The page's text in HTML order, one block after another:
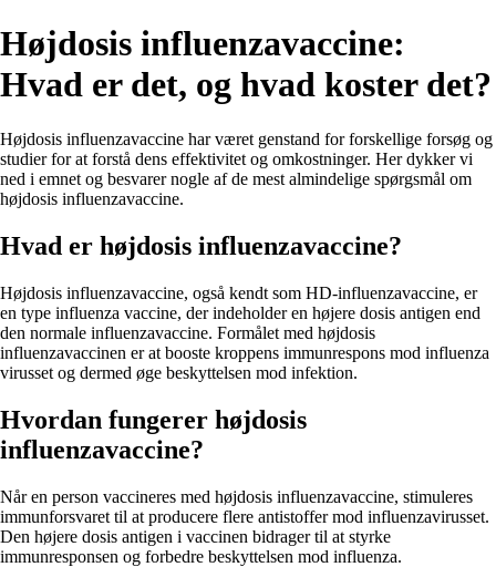
Højdosis influenzavaccine:
Hvad er det, og hvad koster det?
Højdosis influenzavaccine har været genstand for forskellige forsøg og
studier for at forstå dens effektivitet og omkostninger. Her dykker vi
ned i emnet og besvarer nogle af de mest almindelige spørgsmål om
højdosis influenzavaccine.
Hvad er højdosis influenzavaccine?
Højdosis influenzavaccine, også kendt som HD-influenzavaccine, er
en type influenza vaccine, der indeholder en højere dosis antigen end
den normale influenzavaccine. Formålet med højdosis
influenzavaccinen er at booste kroppens immunrespons mod influenza
virusset og dermed øge beskyttelsen mod infektion.
Hvordan fungerer højdosis
influenzavaccine?
Når en person vaccineres med højdosis influenzavaccine, stimuleres
immunforsvaret til at producere flere antistoffer mod influenzavirusset.
Den højere dosis antigen i vaccinen bidrager til at styrke
immunresponsen og forbedre beskyttelsen mod influenza.